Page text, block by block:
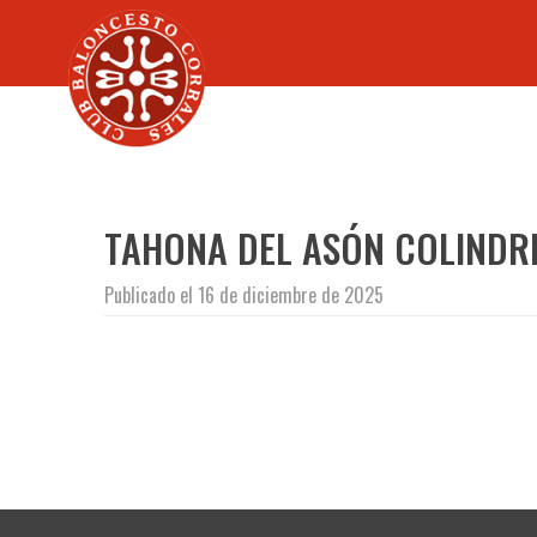
TAHONA DEL ASÓN
Publicado el 16 de diciembre de 2025